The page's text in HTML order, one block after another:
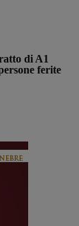
di A1
ferite